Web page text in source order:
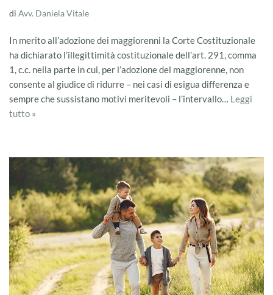
di Avv. Daniela Vitale
In merito all’adozione dei maggiorenni la Corte Costituzionale
ha dichiarato l’illegittimità costituzionale dell’art. 291, comma
1, c.c. nella parte in cui, per l’adozione del maggiorenne, non
consente al giudice di ridurre – nei casi di esigua differenza e
sempre che sussistano motivi meritevoli – l’intervallo… Leggi
tutto »